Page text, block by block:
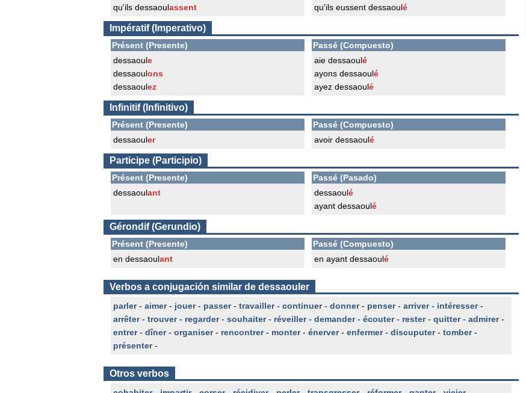
qu'ils dessaoulassent
qu'ils eussent dessaoulé
Impératif (Imperativo)
Présent (Presente)
dessaoule
dessaoulons
dessaoulez
Passé (Compuesto)
aie dessaoulé
ayons dessaoulé
ayez dessaoulé
Infinitif (Infinitivo)
Présent (Presente)
dessaouler
Passé (Compuesto)
avoir dessaoulé
Participe (Participio)
Présent (Presente)
dessaoulant
Passé (Pasado)
dessaoulé
ayant dessaoulé
Gérondif (Gerundio)
Présent (Presente)
en dessaoulant
Passé (Compuesto)
en ayant dessaoulé
Verbos a conjugación similar de dessaouler
parler- aimer- jouer- passer- travailler- continuer- donner- penser- arriver- intéresser-
arrêter- trouver- regarder- souhaiter- réveiller- demander- écouter- rester- quitter- admirer-
entrer- dîner- organiser- rencontrer- monter- énerver- enfermer- discuputer- tomber-
présenter-
Otros verbos